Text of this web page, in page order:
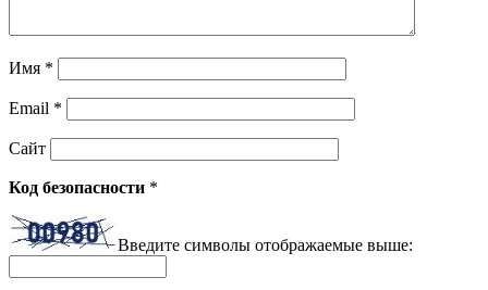
Имя *
Email *
Сайт
Код безопасности *
Введите символы отображаемые выше: